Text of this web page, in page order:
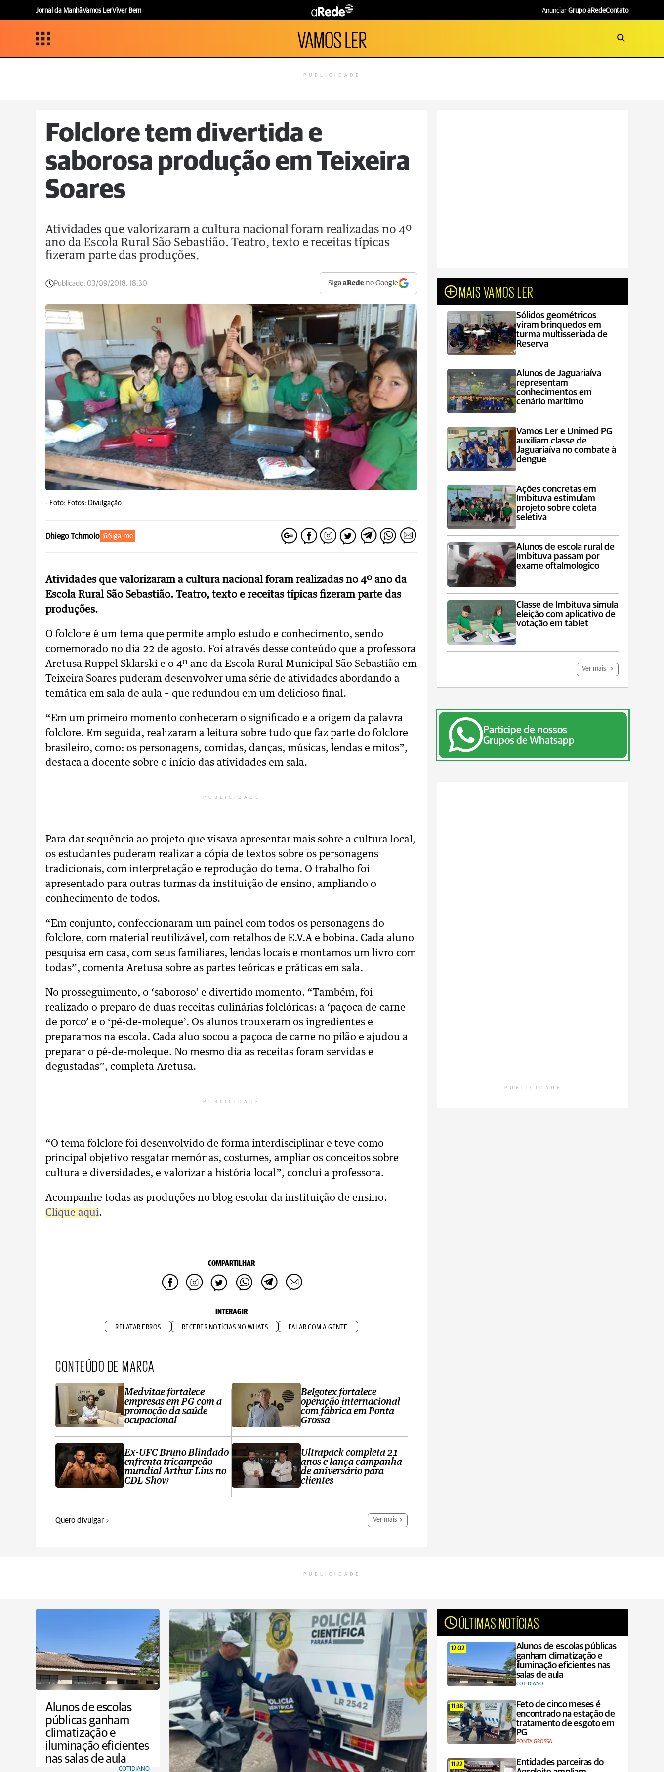
Jornal da ManhãVamos LerViver Bem Anunciar Grupo aRedeContato
VAMOS LER
PUBLICIDADE
Folclore tem divertida e
saborosa produção em Teixeira
Soares
Atividades que valorizaram a cultura nacional foram realizadas no 4º
ano da Escola Rural São Sebastião. Teatro, texto e receitas típicas
fizeram parte das produções.
Publicado: 03/09/2018, 18:30 SigaaRede no Google
- Foto: Fotos: Divulgação
Dhiego Tchmolo @Siga-me
Atividades que valorizaram a cultura nacional foram realizadas no 4º ano da
Escola Rural São Sebastião. Teatro, texto e receitas típicas fizeram parte das
produções.
O folclore é um tema que permite amplo estudo e conhecimento, sendo
comemorado no dia 22 de agosto. Foi através desse conteúdo que a professora
Aretusa Ruppel Sklarski e o 4º ano da Escola Rural Municipal São Sebastião em
Teixeira Soares puderam desenvolver uma série de atividades abordando a
temática em sala de aula – que redundou em um delicioso final.
“Em um primeiro momento conheceram o significado e a origem da palavra
folclore. Em seguida, realizaram a leitura sobre tudo que faz parte do folclore
brasileiro, como: os personagens, comidas, danças, músicas, lendas e mitos”,
destaca a docente sobre o início das atividades em sala.
PUBLICIDADE
Para dar sequência ao projeto que visava apresentar mais sobre a cultura local,
os estudantes puderam realizar a cópia de textos sobre os personagens
tradicionais, com interpretação e reprodução do tema. O trabalho foi
apresentado para outras turmas da instituição de ensino, ampliando o
conhecimento de todos.
“Em conjunto, confeccionaram um painel com todos os personagens do
folclore, com material reutilizável, com retalhos de E.V.A e bobina. Cada aluno
pesquisa em casa, com seus familiares, lendas locais e montamos um livro com
todas”, comenta Aretusa sobre as partes teóricas e práticas em sala.
No prosseguimento, o ‘saboroso’ e divertido momento. “Também, foi
realizado o preparo de duas receitas culinárias folclóricas: a ‘paçoca de carne
de porco’ e o ‘pé-de-moleque’. Os alunos trouxeram os ingredientes e
preparamos na escola. Cada aluo socou a paçoca de carne no pilão e ajudou a
preparar o pé-de-moleque. No mesmo dia as receitas foram servidas e
degustadas”, completa Aretusa.
PUBLICIDADE
“O tema folclore foi desenvolvido de forma interdisciplinar e teve como
principal objetivo resgatar memórias, costumes, ampliar os conceitos sobre
cultura e diversidades, e valorizar a história local”, conclui a professora.
Acompanhe todas as produções no blog escolar da instituição de ensino.
Clique aqui.
COMPARTILHAR
INTERAGIR
RELATAR ERROS RECEBER NOTÍCIAS NO WHATS FALAR COM A GENTE
CONTEÚDO DE MARCA
Medvitae fortalece
empresas em PG com a
promoção da saúde
ocupacional
Ex-UFC Bruno Blindado
enfrenta tricampeão
mundial Arthur Lins no
CDL Show
Belgotex fortalece
operação internacional
com fábrica em Ponta
Grossa
Ultrapack completa 21
anos e lança campanha
de aniversário para
clientes
Quero divulgar Ver mais
MAIS VAMOS LER
Sólidos geométricos
viram brinquedos em
turma multisseriada de
Reserva
Alunos de Jaguariaíva
representam
conhecimentos em
cenário marítimo
Vamos Ler e Unimed PG
auxiliam classe de
Jaguariaíva no combate à
dengue
Ações concretas em
Imbituva estimulam
projeto sobre coleta
seletiva
Alunos de escola rural de
Imbituva passam por
exame oftalmológico
Classe de Imbituva simula
eleição com aplicativo de
votação em tablet
Ver mais
Participe de nossos
Grupos de Whatsapp
PUBLICIDADE
PUBLICIDADE
Alunos de escolas
públicas ganham
climatização e
iluminação eficientes
nas salas de aula
COTIDIANO
ÚLTIMAS NOTÍCIAS
12:02
Alunos de escolas públicas
ganham climatização e
iluminação eficientes nas
salas de aula
COTIDIANO
11:38
Feto de cinco meses é
encontrado na estação de
tratamento de esgoto em
PG
PONTA GROSSA
11:22
Entidades parceiras do